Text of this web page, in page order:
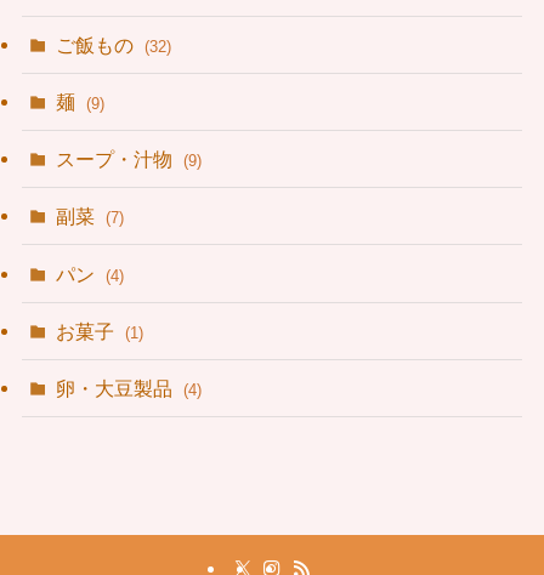
ご飯もの (32)
麺 (9)
スープ・汁物 (9)
副菜 (7)
パン (4)
お菓子 (1)
卵・大豆製品 (4)